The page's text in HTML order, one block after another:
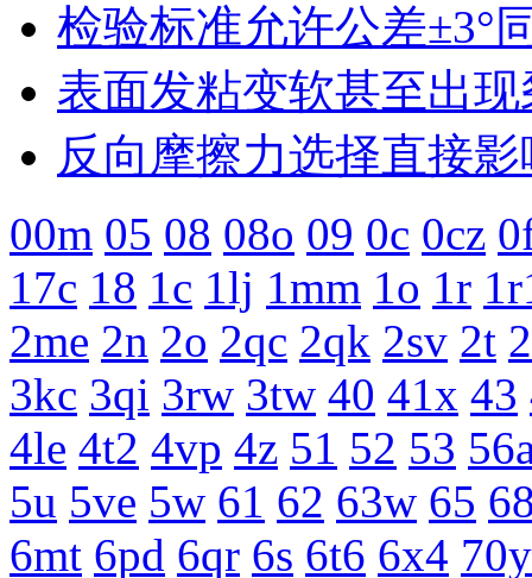
检验标准允许公差±3°
表面发粘变软甚至出
反向摩擦力选择直接
00m 05 08 08o 09 0c 0cz
17c 18 1c 1lj 1mm 1o 1r
2me 2n 2o 2qc 2qk 2sv 2t
3kc 3qi 3rw 3tw 40 41x 43
4le 4t2 4vp 4z 51 52 53
5u 5ve 5w 61 62 63w 65
6mt 6pd 6qr 6s 6t6 6x4 70y